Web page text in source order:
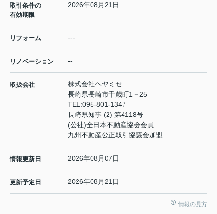
取引条件の
有効期限
2026年08月21日
リフォーム ---
リノベーション --
取扱会社
株式会社ヘヤミセ
長崎県長崎市千歳町1－25
TEL:095-801-1347
長崎県知事 (2) 第4118号
(公社)全日本不動産協会会員
九州不動産公正取引協議会加盟
情報更新日 2026年08月07日
更新予定日 2026年08月21日
情報の見方